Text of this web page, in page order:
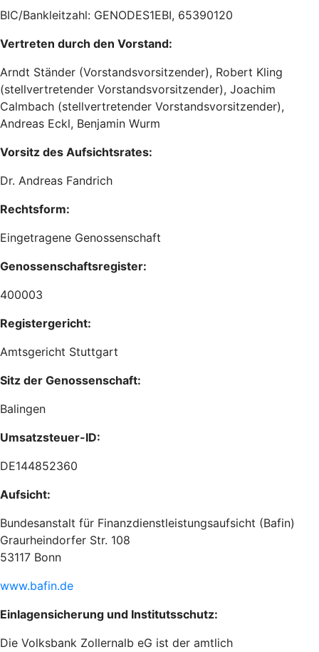
BIC/Bankleitzahl: GENODES1EBI, 65390120
Vertreten durch den Vorstand:
Arndt Ständer (Vorstandsvorsitzender), Robert Kling
(stellvertretender Vorstandsvorsitzender), Joachim
Calmbach (stellvertretender Vorstandsvorsitzender),
Andreas Eckl, Benjamin Wurm
Vorsitz des Aufsichtsrates:
Dr. Andreas Fandrich
Rechtsform:
Eingetragene Genossenschaft
Genossenschaftsregister:
400003
Registergericht:
Amtsgericht Stuttgart
Sitz der Genossenschaft:
Balingen
Umsatzsteuer-ID:
DE144852360
Aufsicht:
Bundesanstalt für Finanzdienstleistungsaufsicht (Bafin)
Graurheindorfer Str. 108
53117 Bonn
www.bafin.de
Einlagensicherung und Institutsschutz:
Die Volksbank Zollernalb eG ist der amtlich